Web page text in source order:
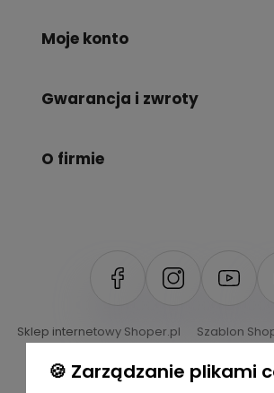
Moje konto
Gwarancja i zwroty
O firmie
Sklep internetowy Shoper.pl Szablon
GrowCommerce
🍪 Zarządzanie plikami